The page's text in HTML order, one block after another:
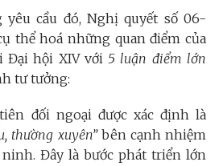
cầu đó, Nghị quyết số 06-
thể hoá những quan điểm của
Đại hội XIV với5 luận điểm lớn
tư tưởng:
đối ngoại được xác định là
thường xuyên”bên cạnh nhiệm
Đây là bước phát triển lớn